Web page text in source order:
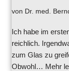
von Dr. med.
Ich habe im
reichlich.
zum Glas zu
Obwohl… Mehr